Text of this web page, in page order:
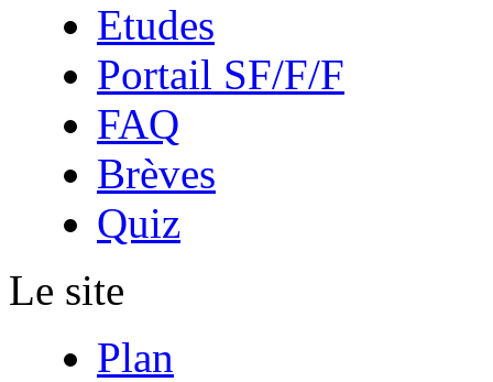
Etudes
Portail SF/F/F
FAQ
Brèves
Quiz
Le site
Plan